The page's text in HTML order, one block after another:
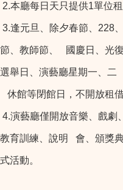
2.本廳每日天只提供1單位
3.逢元旦、除夕春節、228
節、教師節、 國慶日、光
選舉日、演藝廳星期一、二
休館等閉館日，不開放租借
4.演藝廳僅開放音樂、戲劇
教育訓練、說明 會、頒獎
式活動。